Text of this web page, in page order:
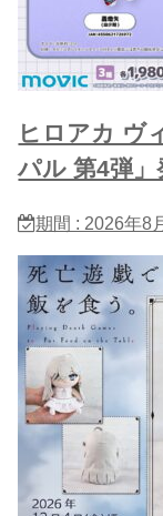
ヒロアカ ヴ
パル 第4弾
期間 : 2026年8